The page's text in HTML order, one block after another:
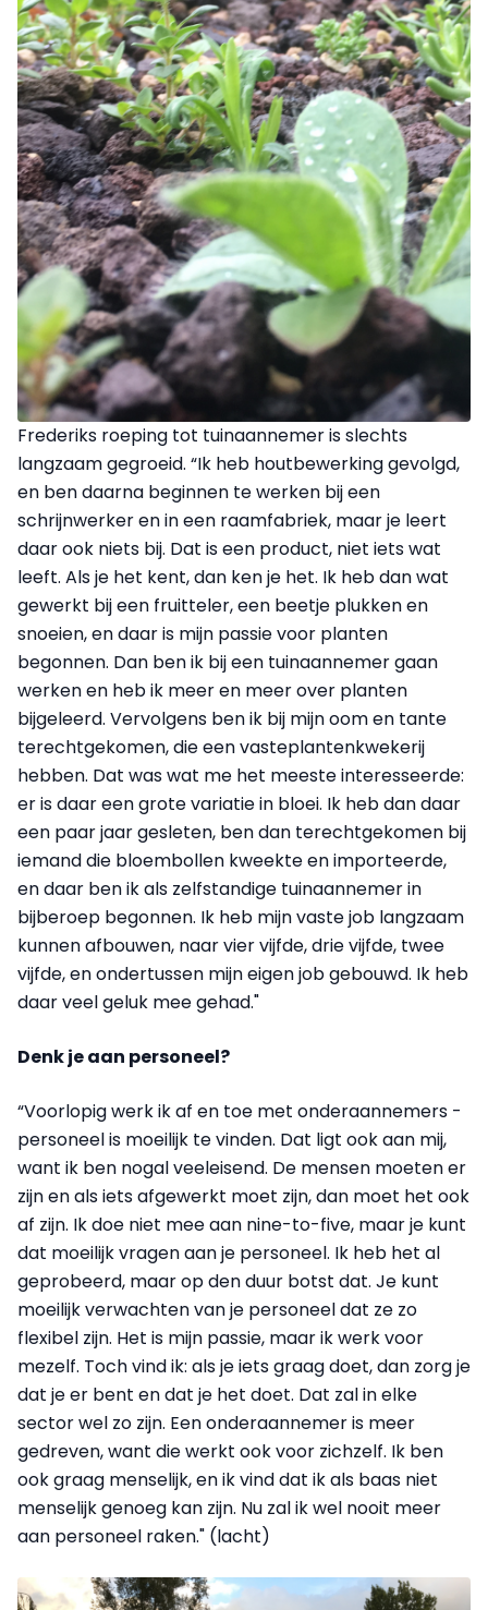
Frederiks roeping tot tuinaannemer is slechts
langzaam gegroeid. “Ik heb houtbewerking gevolgd,
en ben daarna beginnen te werken bij een
schrijnwerker en in een raamfabriek, maar je leert
daar ook niets bij. Dat is een product, niet iets wat
leeft. Als je het kent, dan ken je het. Ik heb dan wat
gewerkt bij een fruitteler, een beetje plukken en
snoeien, en daar is mijn passie voor planten
begonnen. Dan ben ik bij een tuinaannemer gaan
werken en heb ik meer en meer over planten
bijgeleerd. Vervolgens ben ik bij mijn oom en tante
terechtgekomen, die een vasteplantenkwekerij
hebben. Dat was wat me het meeste interesseerde:
er is daar een grote variatie in bloei. Ik heb dan daar
een paar jaar gesleten, ben dan terechtgekomen bij
iemand die bloembollen kweekte en importeerde,
en daar ben ik als zelfstandige tuinaannemer in
bijberoep begonnen. Ik heb mijn vaste job langzaam
kunnen afbouwen, naar vier vijfde, drie vijfde, twee
vijfde, en ondertussen mijn eigen job gebouwd. Ik heb
daar veel geluk mee gehad."
Denk je aan personeel?
“Voorlopig werk ik af en toe met onderaannemers -
personeel is moeilijk te vinden. Dat ligt ook aan mij,
want ik ben nogal veeleisend. De mensen moeten er
zijn en als iets afgewerkt moet zijn, dan moet het ook
af zijn. Ik doe niet mee aan nine-to-five, maar je kunt
dat moeilijk vragen aan je personeel. Ik heb het al
geprobeerd, maar op den duur botst dat. Je kunt
moeilijk verwachten van je personeel dat ze zo
flexibel zijn. Het is mijn passie, maar ik werk voor
mezelf. Toch vind ik: als je iets graag doet, dan zorg je
dat je er bent en dat je het doet. Dat zal in elke
sector wel zo zijn. Een onderaannemer is meer
gedreven, want die werkt ook voor zichzelf. Ik ben
ook graag menselijk, en ik vind dat ik als baas niet
menselijk genoeg kan zijn. Nu zal ik wel nooit meer
aan personeel raken." (lacht)